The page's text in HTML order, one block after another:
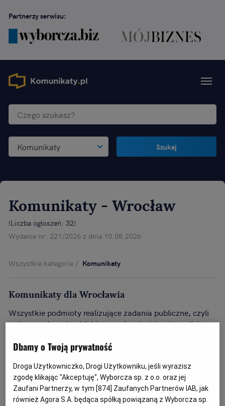
Partnerzy serwisu:
Komunikaty Szukaj
Komunikaty - Wrocław
(Liczba ogłoszeń: 32)
Wydanie nr: 221/2026 z dnia 10.08.2026
Wszystkie kategorie Komunikaty
Komunikaty dla Wrocławia
Wszystkie podmioty realizujące zadania publiczne, czyli
m.in. urzędy wojewódzkie, urzędy miast i gmin, policja,
społeczeństwa. Poniżej znajduje się lista komunikatów od
instytucji w Wrocławiu.
To zawsze aktualna baza ogłoszeń, w której znajdą
Państwo komunikaty dla Wrocławia.
Dbamy o Twoją prywatność
Droga Użytkowniczko, Drogi Użytkowniku, jeśli wyrazisz
zgodę klikając "Akceptuję", Wyborcza sp. z o.o. oraz jej
Zaufani Partnerzy, w tym [874] Zaufanych Partnerów IAB, jak
również Agora S.A. będąca spółką powiązaną z Wyborcza sp.